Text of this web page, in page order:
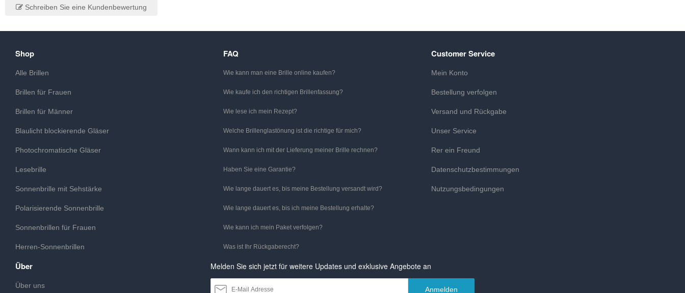
Schreiben Sie eine Kundenbewertung
Shop
Alle Brillen
Brillen für Frauen
Brillen für Männer
Blaulicht blockierende Gläser
Photochromatische Gläser
Lesebrille
Sonnenbrille mit Sehstärke
Polarisierende Sonnenbrille
Sonnenbrillen für Frauen
Herren-Sonnenbrillen
FAQ
Wie kann man eine Brille online kaufen?
Wie kaufe ich den richtigen Brillenfassung?
Wie lese ich mein Rezept?
Welche Brillenglastönung ist die richtige für mich?
Wann kann ich mit der Lieferung meiner Brille rechnen?
Haben Sie eine Garantie?
Wie lange dauert es, bis meine Bestellung versandt wird?
Wie lange dauert es, bis ich meine Bestellung erhalte?
Wie kann ich mein Paket verfolgen?
Was ist Ihr Rückgaberecht?
Customer Service
Mein Konto
Bestellung verfolgen
Versand und Rückgabe
Unser Service
Rer ein Freund
Datenschutzbestimmungen
Nutzungsbedingungen
Über
Über uns
Melden Sie sich jetzt für weitere Updates und exklusive Angebote an
Anmelden